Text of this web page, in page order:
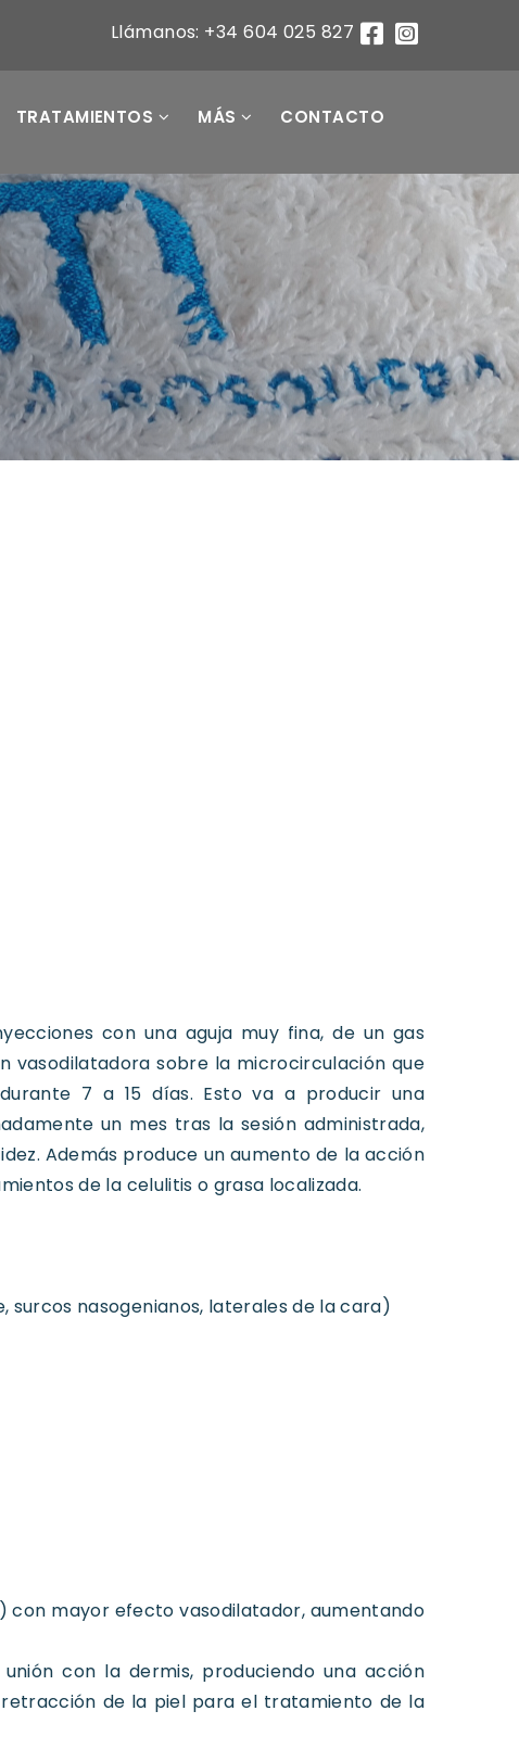
Llámanos: +34 604 025 827
TRATAMIENTOS MÁS CONTACTO
con una aguja muy fina, de un gas
vasodilatadora sobre la microcirculación que
7 a 15 días. Esto va a producir una
un mes tras la sesión administrada,
Además produce un aumento de la acción
de la celulitis o grasa localizada.
surcos nasogenianos, laterales de la cara)
con mayor efecto vasodilatador, aumentando
con la dermis, produciendo una acción
de la piel para el tratamiento de la